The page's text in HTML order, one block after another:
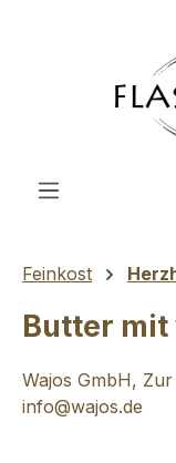
Feinkost
Butter
Wajos GmbH,
info@wajos.de